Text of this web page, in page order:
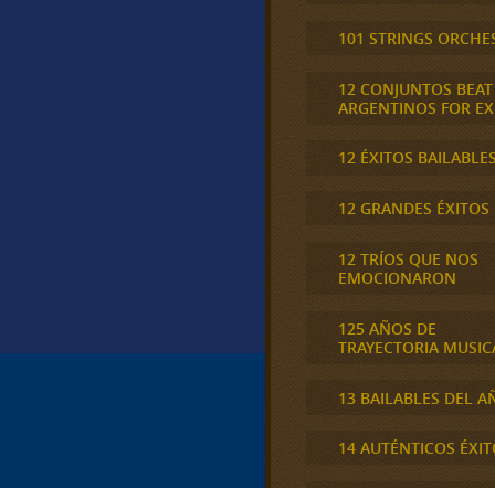
101 STRINGS
12 CONJUNTOS BEAT
ARGENTINOS FOR
12 ÉXITOS BAILABLES
12 GRANDES ÉXITOS
12 TRÍOS QUE NOS
EMOCIONARON
125 AÑOS DE
TRAYECTORIA
13 BAILABLES DEL
14 AUTÉNTICOS